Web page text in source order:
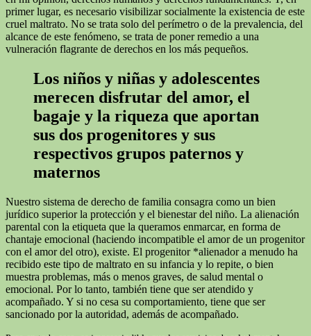
primer lugar, es necesario visibilizar socialmente la existencia de este
cruel maltrato. No se trata solo del perímetro o de la prevalencia, del
alcance de este fenómeno, se trata de poner remedio a una
vulneración flagrante de derechos en los más pequeños.
Los niños y niñas y adolescentes
merecen disfrutar del amor, el
bagaje y la riqueza que aportan
sus dos progenitores y sus
respectivos grupos paternos y
maternos
Nuestro sistema de derecho de familia consagra como un bien
jurídico superior la protección y el bienestar del niño. La alienación
parental con la etiqueta que la queramos enmarcar, en forma de
chantaje emocional (haciendo incompatible el amor de un progenitor
con el amor del otro), existe. El progenitor *alienador a menudo ha
recibido este tipo de maltrato en su infancia y lo repite, o bien
muestra problemas, más o menos graves, de salud mental o
emocional. Por lo tanto, también tiene que ser atendido y
acompañado. Y si no cesa su comportamiento, tiene que ser
sancionado por la autoridad, además de acompañado.